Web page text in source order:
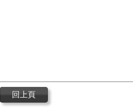
回上頁